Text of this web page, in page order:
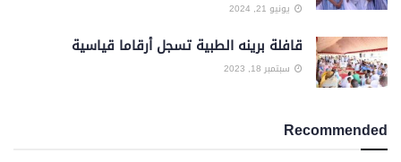
يونيو 21, 2024
قافلة برينه الطبية تسجل أرقاما قياسية
سبتمبر 18, 2023
Recommended